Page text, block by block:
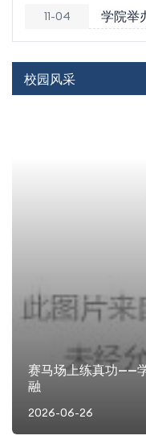
11-04 学院举
校园风采
赛马场上练真功——
融
2026-06-26